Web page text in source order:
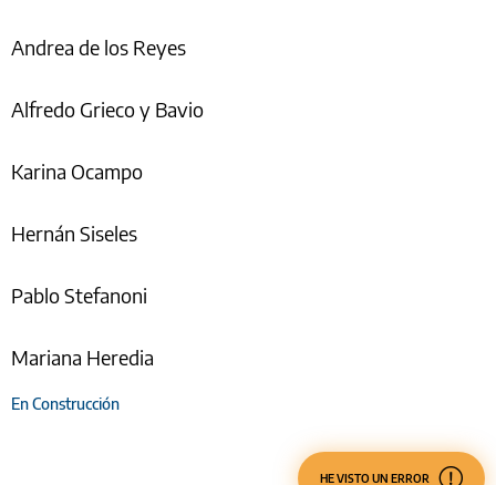
Andrea de los Reyes
Alfredo Grieco y Bavio
Karina Ocampo
Hernán Siseles
Pablo Stefanoni
Mariana Heredia
En Construcción
HE VISTO UN ERROR